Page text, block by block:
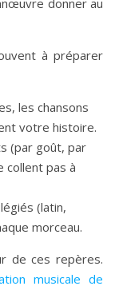
donner au
à préparer
les chansons
votre histoire.
(par goût, par
collent pas à
(latin,
morceau.
de ces repères.
musicale de